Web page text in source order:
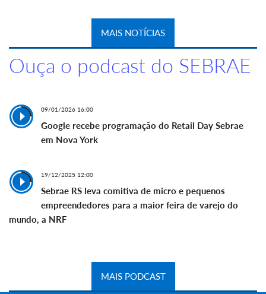
MAIS NOTÍCIAS
Ouça o podcast do SEBRAE
09/01/2026 16:00
Google recebe programação do Retail Day Sebrae
em Nova York
19/12/2025 12:00
Sebrae RS leva comitiva de micro e pequenos
empreendedores para a maior feira de varejo do
mundo, a NRF
MAIS PODCAST